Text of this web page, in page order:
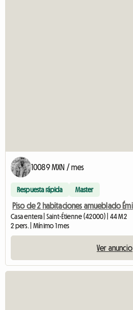
10089 MXN / mes
Respuesta rápida Master
Casa entera | Saint-Étienne (42000) | 44 M2
2 pers. | Mínimo 1 mes
Ver anuncio